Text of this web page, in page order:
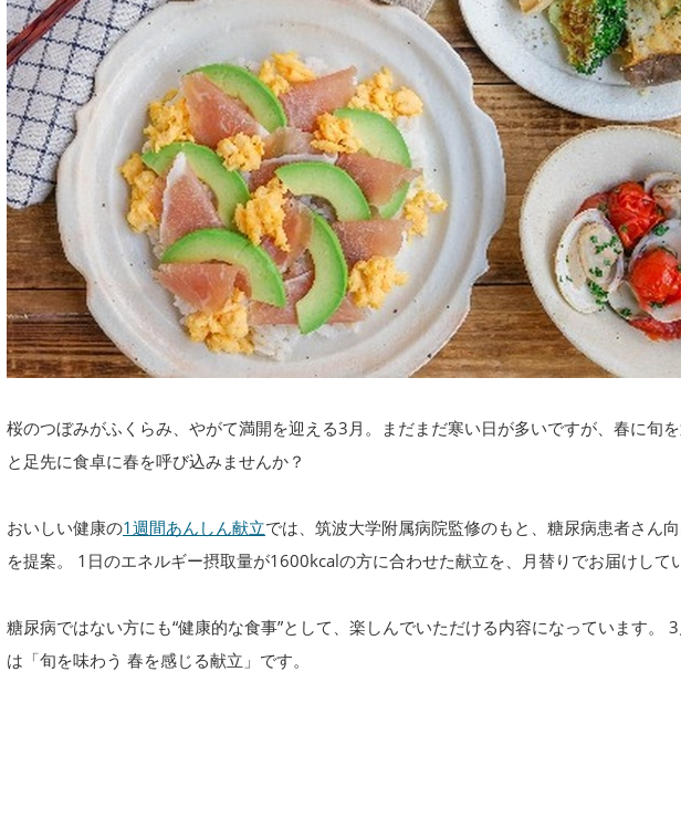
桜のつぼみがふくらみ、やがて満開を迎える3月。まだまだ寒い日が多いですが、春に旬
と足先に食卓に春を呼び込みませんか？
おいしい健康の1週間あんしん献立では、筑波大学附属病院監修のもと、糖尿病患者さん
を提案。 1日のエネルギー摂取量が1600kcalの方に合わせた献立を、月替りでお届けして
糖尿病ではない方にも“健康的な食事”として、楽しんでいただける内容になっています。
は「旬を味わう 春を感じる献立」です。